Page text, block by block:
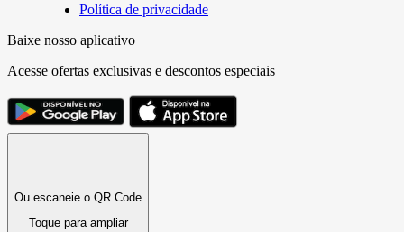
Política de privacidade
Baixe nosso aplicativo
Acesse ofertas exclusivas e descontos especiais
Ou escaneie o QR Code
Toque para ampliar